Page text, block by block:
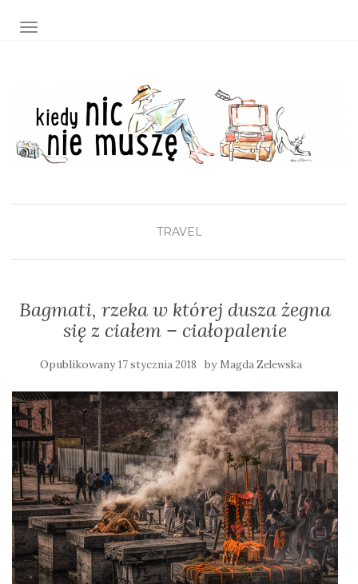
TOGGLE NAVIGATION
TRAVEL
Bagmati, rzeka w której dusza żegna
się z ciałem – ciałopalenie
Opublikowany17 stycznia 2018 by Magda Zelewska